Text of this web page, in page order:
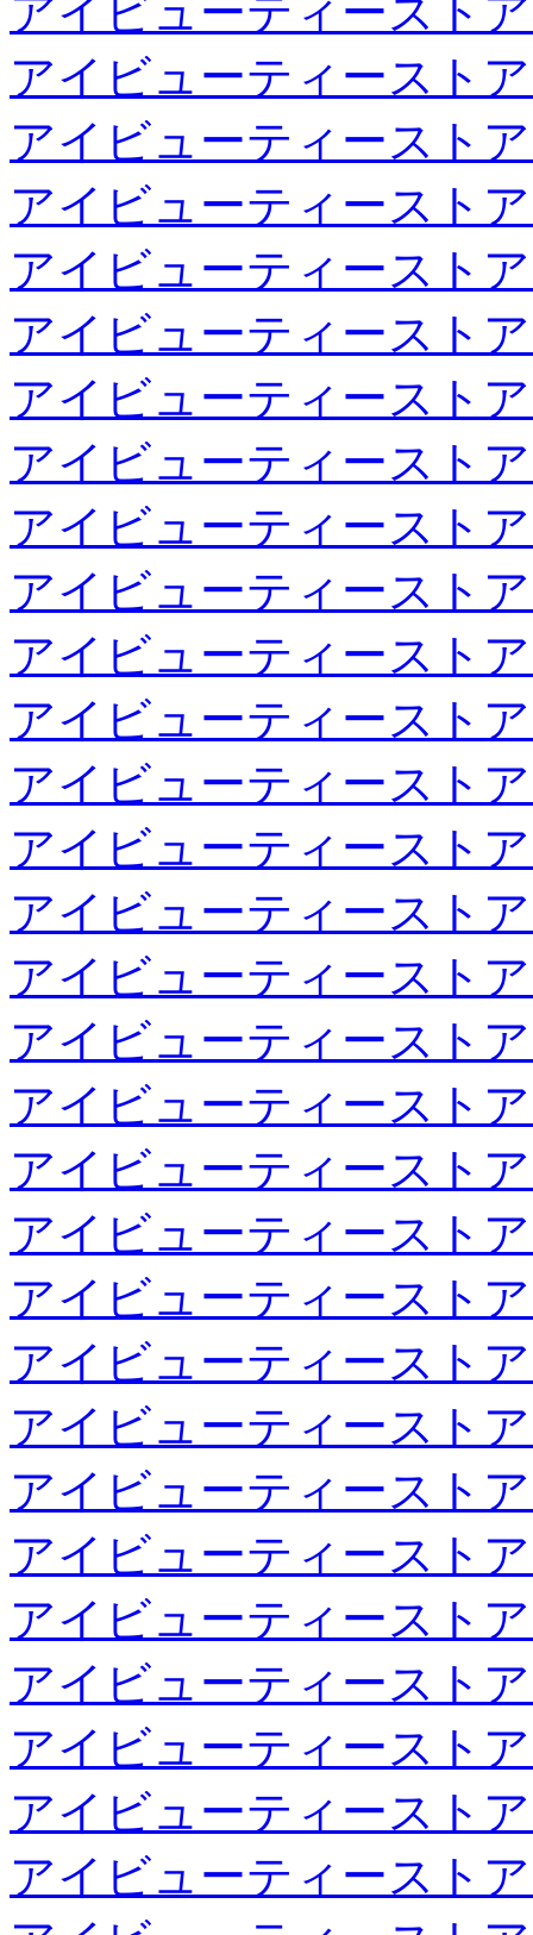
アイビューティースト
アイビューティースト
アイビューティースト
アイビューティースト
アイビューティースト
アイビューティースト
アイビューティースト
アイビューティースト
アイビューティースト
アイビューティースト
アイビューティースト
アイビューティースト
アイビューティースト
アイビューティースト
アイビューティースト
アイビューティースト
アイビューティースト
アイビューティースト
アイビューティースト
アイビューティースト
アイビューティースト
アイビューティースト
アイビューティースト
アイビューティースト
アイビューティースト
アイビューティースト
アイビューティースト
アイビューティースト
アイビューティースト
アイビューティースト